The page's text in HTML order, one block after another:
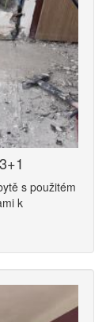
s použitém
k